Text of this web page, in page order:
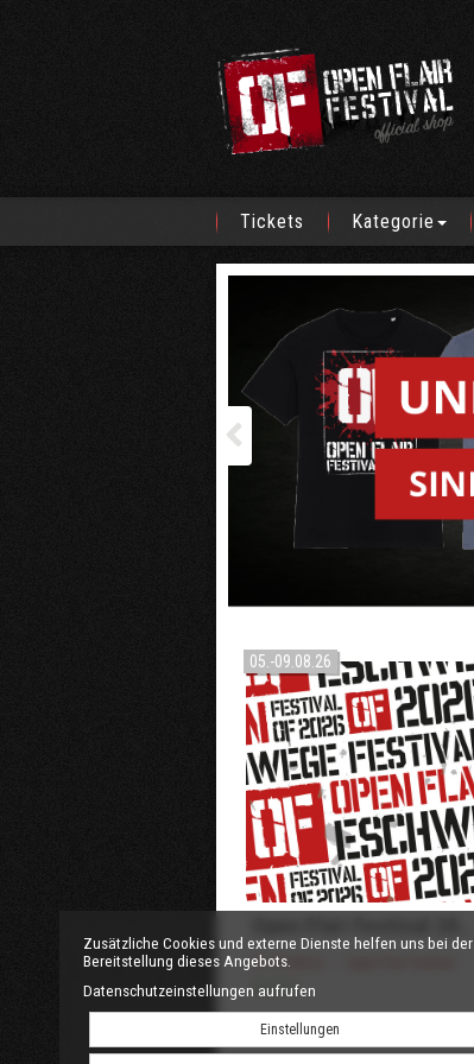
Tickets Kategorie
Vorherige
05.-09.08.26
05.-09.08.26 – Open Flair Festival
99,00 €
Zusätzliche Cookies und externe Dienste helfen uns bei der
Bereitstellung dieses Angebots.
Datenschutzeinstellungen aufrufen
Einstellungen